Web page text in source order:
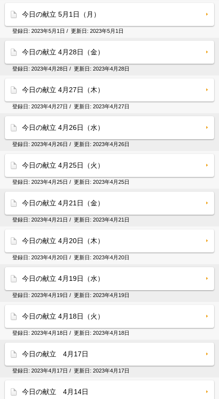
今日の献立 5月1日（月）
登録日: 2023年5月1日 / 更新日: 2023年5月1日
今日の献立 4月28日（金）
登録日: 2023年4月28日 / 更新日: 2023年4月28日
今日の献立 4月27日（木）
登録日: 2023年4月27日 / 更新日: 2023年4月27日
今日の献立 4月26日（水）
登録日: 2023年4月26日 / 更新日: 2023年4月26日
今日の献立 4月25日（火）
登録日: 2023年4月25日 / 更新日: 2023年4月25日
今日の献立 4月21日（金）
登録日: 2023年4月21日 / 更新日: 2023年4月21日
今日の献立 4月20日（木）
登録日: 2023年4月20日 / 更新日: 2023年4月20日
今日の献立 4月19日（水）
登録日: 2023年4月19日 / 更新日: 2023年4月19日
今日の献立 4月18日（火）
登録日: 2023年4月18日 / 更新日: 2023年4月18日
今日の献立 4月17日
登録日: 2023年4月17日 / 更新日: 2023年4月17日
今日の献立 4月14日